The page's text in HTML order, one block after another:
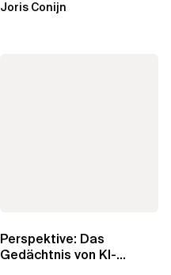
AgentCore...
Joris Conijn
Perspektive: Das
Gedächtnis von KI-